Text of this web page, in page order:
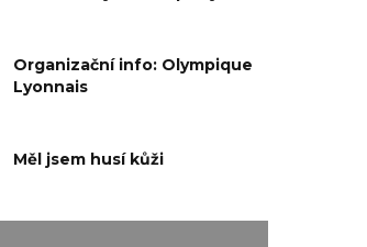
Organizační info: Olympique
Lyonnais
Měl jsem husí kůži